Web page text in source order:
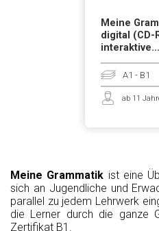
Meine
digital (CD-
interaktive...
A1 - B1
ab 11
Meine Grammatik ist eine
sich an Jugendliche und
parallel zu jedem Lehrwerk
die Lerner durch die ganze
Zertifikat B1.